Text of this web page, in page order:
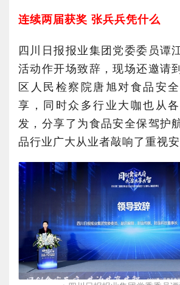
连续两届获奖 张兵兵凭什么
四川日报报业集团党委委员谭
活动作开场致辞，现场还邀请
区人民检察院唐旭对食品安
享，同时众多行业大咖也从
发，分享了为食品安全保驾护
品行业广大从业者敲响了重视安